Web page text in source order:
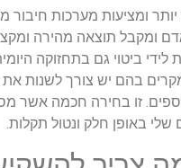
ומציעות מערכות חיבור
ומקבל תוצאה מהירה
לידי ביטוי גם בתחזוקה
בהם יש צורך לשנות את
זו בחירה חכמה אשר
באופן חלק ונטול תקלות.